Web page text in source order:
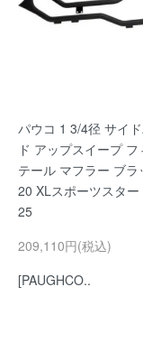
パウコ 1 3/4径 サイ
ド アップスイープ フ
テール マフラー ブラ
20 XLスポーツスター
25
209,110円(税込)
[PAUGHCO..